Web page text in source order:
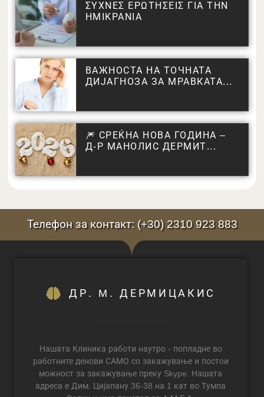
ΣΥΧΝΕΣ ΕΡΩΤΗΣΕΙΣ ΓΙΑ ΤΗΝ
ΗΜΙΚΡΑΝΙΑ
ВАЖНОСТА НА ТОЧНАТА
ДИЈАГНОЗА ЗА МРАВКАТА...
🎆 СРЕЌНА НОВА ГОДИНА –
Д-Р МАНОЛИС ДЕРМИТ...
Телефон за контакт: (+30) 2310 923 883
ДР. M. ДЕРМИЦАКИС
Нашата Клиника работи наутро - попладне во
работните денови САМО со закажување и постои
можност за закажување преку Skype. Нашата
адреса е Дим. Цијапану 36-38 на 1 кат во Тумпа